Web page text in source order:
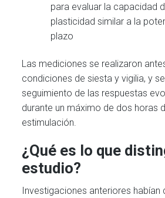
para evaluar la capacidad
plasticidad similar a la
plazo
Las mediciones se realizaron
condiciones de siesta y vigilia, y
seguimiento de las respuestas
durante un máximo de dos horas
estimulación.
¿Qué es lo que
estudio?
Investigaciones anteriores habían